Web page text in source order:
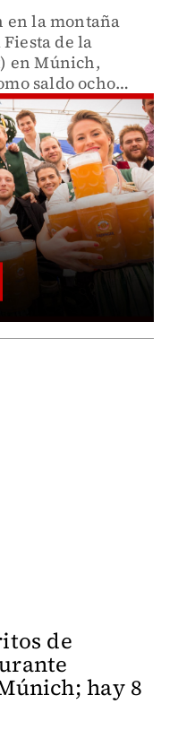
en la montaña
de la
en Múnich,
saldo ocho
de
hay 8